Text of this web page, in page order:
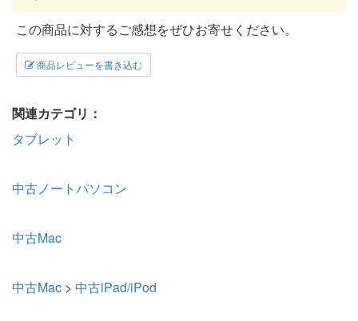
この商品に対するご感想をぜひお寄せください。
商品レビューを書き込む
関連カテゴリ：
タブレット
中古ノートパソコン
中古Mac
中古Mac > 中古iPad/iPod